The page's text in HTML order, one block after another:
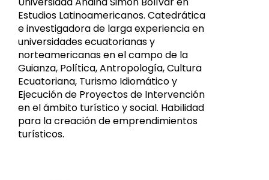
Estudios Latinoamericanos. Catedrática
e investigadora de larga experiencia en
universidades ecuatorianas y
norteamericanas en el campo de la
Guianza, Política, Antropología, Cultura
Ecuatoriana, Turismo Idiomático y
Ejecución de Proyectos de Intervención
en el ámbito turístico y social. Habilidad
para la creación de emprendimientos
turísticos.